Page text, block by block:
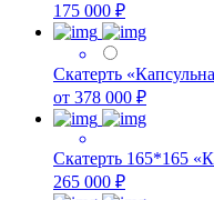
175 000 ₽
Скатерть
от 378 000 ₽
Скатерть 165*165
265 000 ₽